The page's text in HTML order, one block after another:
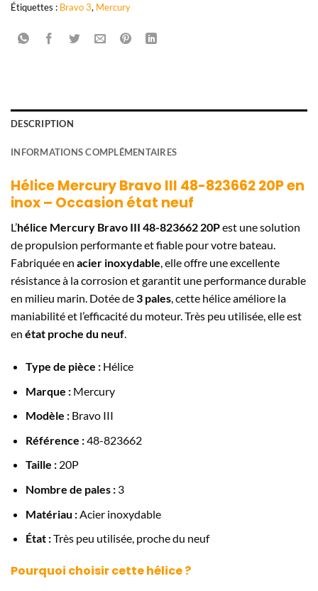
Étiquettes : Bravo 3, Mercury
DESCRIPTION
INFORMATIONS COMPLÉMENTAIRES
Hélice Mercury Bravo III 48-823662 20P en
inox – Occasion état neuf
L’hélice Mercury Bravo III 48-823662 20Pest une solution
de propulsion performante et fiable pour votre bateau.
Fabriquée en acier inoxydable, elle offre une excellente
résistance à la corrosion et garantit une performance durable
en milieu marin. Dotée de3 pales, cette hélice améliore la
maniabilité et l’efficacité du moteur. Très peu utilisée, elle est
en état proche du neuf.
Type de pièce :Hélice
Marque :Mercury
Modèle :Bravo III
Référence :48-823662
Taille :20P
Nombre de pales :3
Matériau :Acier inoxydable
État :Très peu utilisée, proche du neuf
Pourquoi choisir cette hélice ?